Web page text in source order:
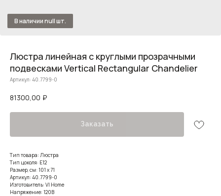
Люстра линейная с круглыми прозрачными
подвесками Vertical Rectangular Chandelier
Артикул: 40.7799-0
81300,00 ₽
Заказать
Тип товара: Люстра
Тип цоколя: E12
Размер, см: 101 х 71
Артикул: 40.7799-0
Изготовитель: VI Home
Напряжение: 120В